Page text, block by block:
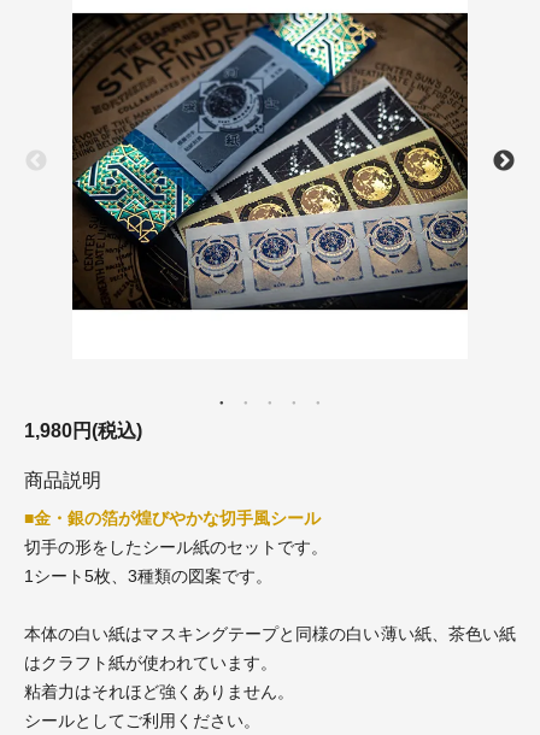
1,980円(税込)
商品説明
■金・銀の箔が煌びやかな切手風シール
切手の形をしたシール紙のセットです。
1シート5枚、3種類の図案です。
本体の白い紙はマスキングテープと同様の白い薄い紙、茶色い紙
はクラフト紙が使われています。
粘着力はそれほど強くありません。
シールとしてご利用ください。